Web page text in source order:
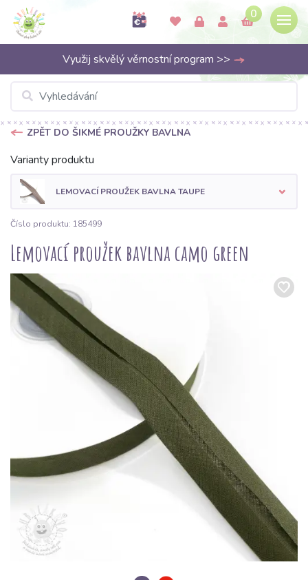
0
Využij skvělý věrnostní program >>
ZPĚT DO ŠIKMÉ PROUŽKY BAVLNA
Varianty produktu
LEMOVACÍ PROUŽEK BAVLNA TAUPE
Číslo produktu: 185499
Lemovací proužek bavlna camo green